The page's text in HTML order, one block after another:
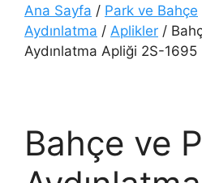
Ana Sayfa / Park ve Bahçe
Aydınlatma / Aplikler /
Aydınlatma Apliği 2S-1695
Bahçe ve